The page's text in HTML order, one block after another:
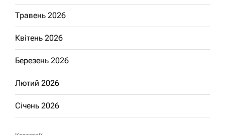
Травень 2026
Квітень 2026
Березень 2026
Лютий 2026
Січень 2026